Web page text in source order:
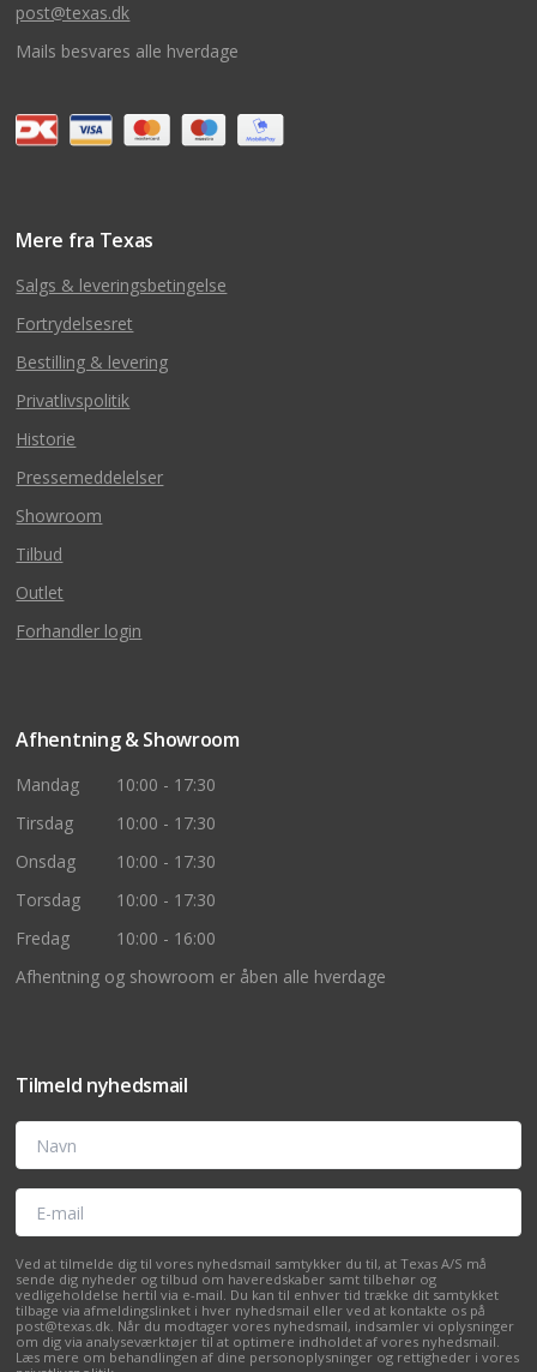
post@texas.dk
Mails besvares alle hverdage
Mere fra Texas
Salgs & leveringsbetingelse
Fortrydelsesret
Bestilling & levering
Privatlivspolitik
Historie
Pressemeddelelser
Showroom
Tilbud
Outlet
Forhandler login
Afhentning & Showroom
Mandag
10:00 - 17:30
Tirsdag
10:00 - 17:30
Onsdag
10:00 - 17:30
Torsdag
10:00 - 17:30
Fredag
10:00 - 16:00
Afhentning og showroom er åben alle hverdage
Tilmeld nyhedsmail
Navn
E-mail
Ved at tilmelde dig til vores nyhedsmail samtykker du til, at Texas A/S må
sende dig nyheder og tilbud om haveredskaber samt tilbehør og
vedligeholdelse hertil via e-mail. Du kan til enhver tid trække dit samtykket
tilbage via afmeldingslinket i hver nyhedsmail eller ved at kontakte os på
post@texas.dk. Når du modtager vores nyhedsmail, indsamler vi oplysninger
om dig via analyseværktøjer til at optimere indholdet af vores nyhedsmail.
Læs mere om behandlingen af dine personoplysninger og rettigheder i vores